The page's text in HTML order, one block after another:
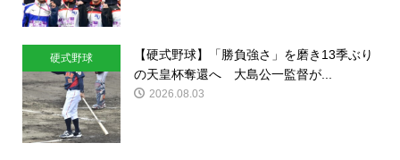
硬式野球
【硬式野球】「勝負強さ」を磨き13季ぶり
の天皇杯奪還へ 大島公一監督が...
2026.08.03